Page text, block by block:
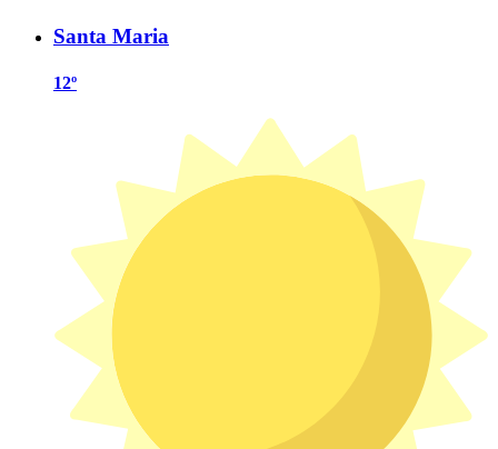
Santa Maria
12º